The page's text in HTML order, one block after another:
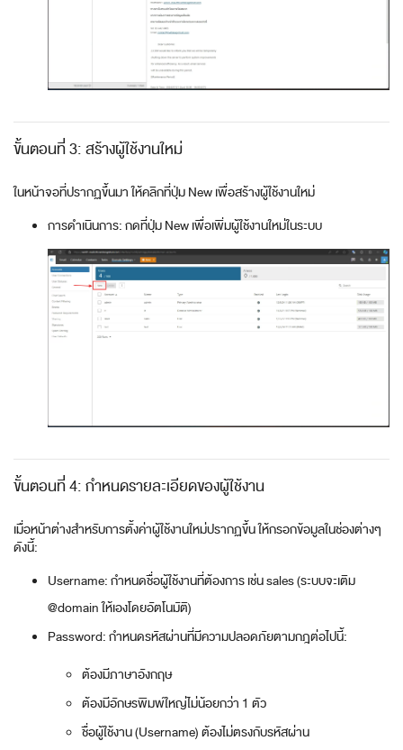
ขั้นตอนที่ 3: สร้างผู้ใช้งานใหม่
ในหน้าจอที่ปรากฏขึ้นมา ให้คลิกที่ปุ่ม New เพื่อสร้างผู้ใช้งานใหม่
การดำเนินการ: กดที่ปุ่ม New เพื่อเพิ่มผู้ใช้งานใหม่ในระบบ
ขั้นตอนที่ 4: กำหนดรายละเอียดของผู้ใช้งาน
เมื่อหน้าต่างสำหรับการตั้งค่าผู้ใช้งานใหม่ปรากฏขึ้น ให้กรอกข้อมูลในช่องต่างๆ
ดังนี้:
Username: กำหนดชื่อผู้ใช้งานที่ต้องการ เช่น sales (ระบบจะเติม
@domain ให้เองโดยอัตโนมัติ)
Password: กำหนดรหัสผ่านที่มีความปลอดภัยตามกฎต่อไปนี้:
ต้องมีภาษาอังกฤษ
ต้องมีอักษรพิมพ์ใหญ่ไม่น้อยกว่า 1 ตัว
ชื่อผู้ใช้งาน (Username) ต้องไม่ตรงกับรหัสผ่าน